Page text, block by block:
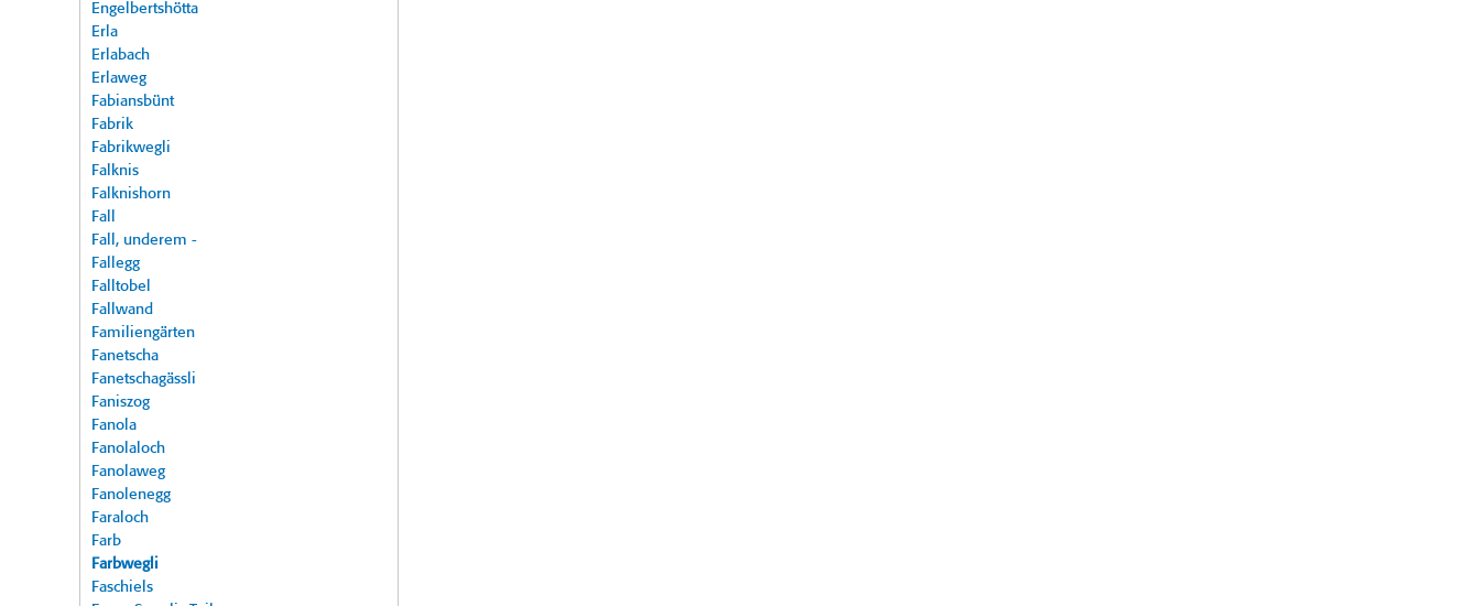
Engelbertshötta
Erla
Erlabach
Erlaweg
Fabiansbünt
Fabrik
Fabrikwegli
Falknis
Falknishorn
Fall
Fall, underem -
Fallegg
Falltobel
Fallwand
Familiengärten
Fanetscha
Fanetschagässli
Faniszog
Fanola
Fanolaloch
Fanolaweg
Fanolenegg
Faraloch
Farb
Farbwegli
Faschiels